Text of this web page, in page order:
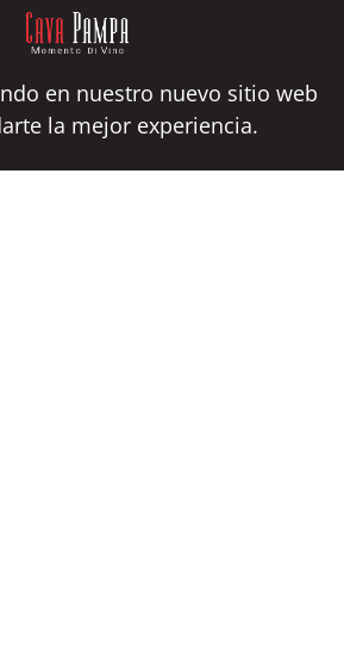
en nuestro nuevo sitio web
la mejor experiencia.